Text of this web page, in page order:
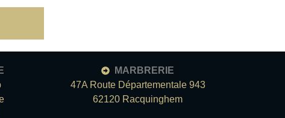
MARBRERIE
47A Route Départementale 943
62120 Racquinghem